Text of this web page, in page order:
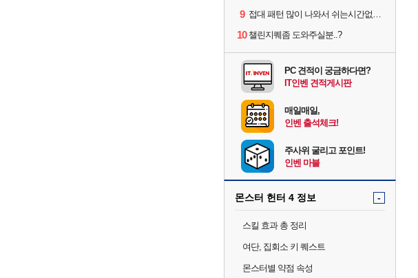
9 접대 패턴 많이 나와서 쉬는시간없이 빡딜한것같은데..
10 챌린지퀘좀 도와주실분..?
PC 견적이 궁금하다면?
IT인벤 견적게시판
매일매일,
인벤 출석체크!
주사위 굴리고 포인트!
인벤 마블
몬스터 헌터 4 정보 -
스킬 효과 총 정리
여단, 집회소 키 퀘스트
몬스터별 약점 속성